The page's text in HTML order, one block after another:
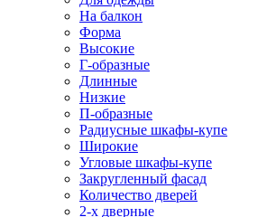
На балкон
Форма
Высокие
Г-образные
Длинные
Низкие
П-образные
Радиусные шкафы-купе
Широкие
Угловые шкафы-купе
Закругленный фасад
Количество дверей
2-х дверные